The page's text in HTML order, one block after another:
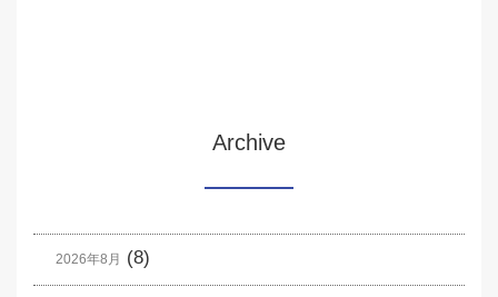
Archive
2026年8月 (8)